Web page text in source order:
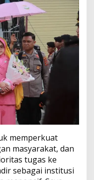
memperkuat
masyarakat, dan
tugas ke
sebagai institusi